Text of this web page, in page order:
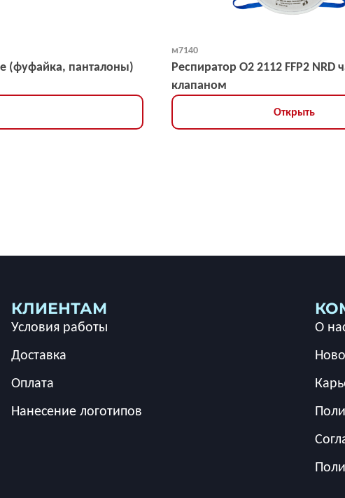
(фуфайка, панталоны)
м7140
Респиратор О2 2112 FFP2 NRD
клапаном
Открыть
КЛИЕНТАМ
Условия работы
Доставка
Оплата
Нанесение логотипов
О